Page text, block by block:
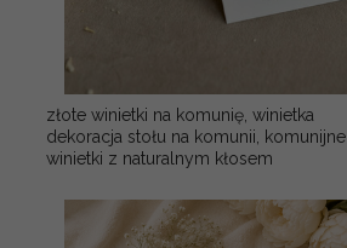
złote winietki na komunię, winietka
dekoracja stołu na komunii, komunijne
winietki z naturalnym kłosem